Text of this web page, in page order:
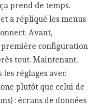
prend de temps.
a répliqué les menus
Avant,
configuration
tout. Maintenant,
réglages avec
plutôt que celui de
: écrans de données